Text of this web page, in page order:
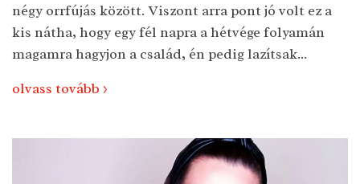
négy orrfújás között. Viszont arra pont jó volt ez a
kis nátha, hogy egy fél napra a hétvége folyamán
magamra hagyjon a család, én pedig lazítsak...
olvass tovább >